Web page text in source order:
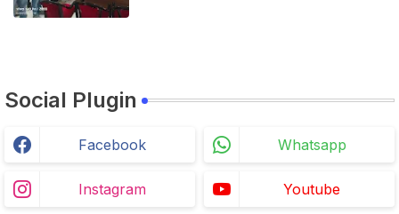
के नाम दिया ज्ञापन
Social Plugin
Facebook Whatsapp
Instagram Youtube